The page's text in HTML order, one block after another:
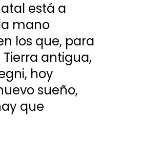
está a
mano
los que, para
antigua,
hoy
sueño,
que